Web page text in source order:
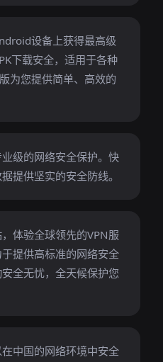
设备上获得最高级
下载安全，适用于各种
为您提供简单、高效的
级的网络安全保护。快
提供坚实的安全防线。
体验全球领先的VPN服
提供高标准的网络安全
全无忧，全天候保护您
中国的网络环境中安全